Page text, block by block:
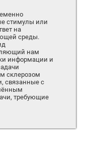
стимулы или
на
среды.
нам
информации и
склерозом
связанные с
требующие